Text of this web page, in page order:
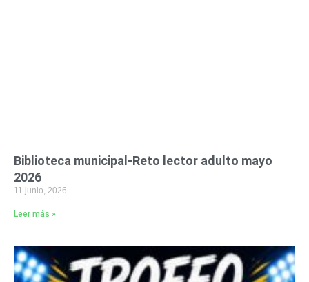
Biblioteca municipal-Reto lector adulto mayo
2026
11 junio, 2026
Leer más »